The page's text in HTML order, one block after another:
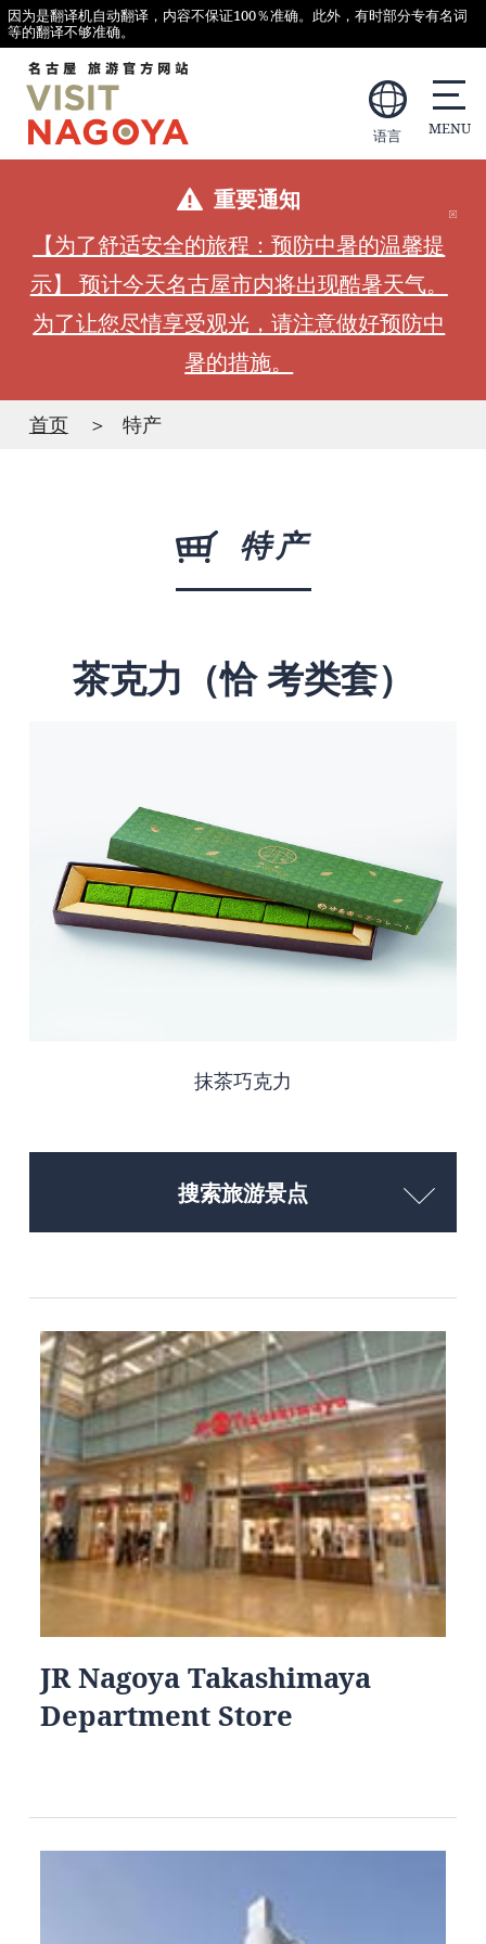
因为是翻译机自动翻译，内容不保证100％准确。此外，有时部分专有名词
等的翻译不够准确。
语言
重要通知
【为了舒适安全的旅程：预防中暑的温馨提
示】 预计今天名古屋市内将出现酷暑天气。
为了让您尽情享受观光，请注意做好预防中
暑的措施。
首页 特产
特产
茶克力（恰 考类套）
抹茶巧克力
搜索旅游景点
JR Nagoya Takashimaya
Department Store